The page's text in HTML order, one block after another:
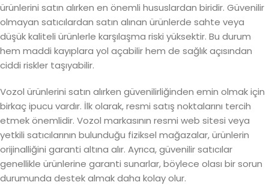
ürünlerini satın alırken en önemli hususlardan biridir. Güvenilir
olmayan satıcılardan satın alınan ürünlerde sahte veya
düşük kaliteli ürünlerle karşılaşma riski yüksektir. Bu durum
hem maddi kayıplara yol açabilir hem de sağlık açısından
ciddi riskler taşıyabilir.
Vozol ürünlerini satın alırken güvenilirliğinden emin olmak için
birkaç ipucu vardır. İlk olarak, resmi satış noktalarını tercih
etmek önemlidir. Vozol markasının resmi web sitesi veya
yetkili satıcılarının bulunduğu fiziksel mağazalar, ürünlerin
orijinalliğini garanti altına alır. Ayrıca, güvenilir satıcılar
genellikle ürünlerine garanti sunarlar, böylece olası bir sorun
durumunda destek almak daha kolay olur.